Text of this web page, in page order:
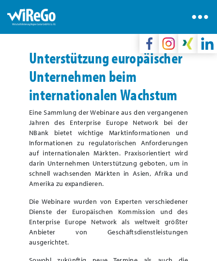
Unterstützung europäischer
Unternehmen beim
internationalen Wachstum
Eine Sammlung der Webinare aus den vergangenen
Jahren des Enterprise Europe Network bei der
NBank bietet wichtige Marktinformationen und
Informationen zu regulatorischen Anforderungen
auf internationalen Märkten. Praxisorientiert wird
darin Unternehmen Unterstützung geboten, um in
schnell wachsenden Märkten in Asien, Afrika und
Amerika zu expandieren.
Die Webinare wurden von Experten verschiedener
Dienste der Europäischen Kommission und des
Enterprise Europe Network als weltweit größter
Anbieter von Geschäftsdienstleistungen
ausgerichtet.